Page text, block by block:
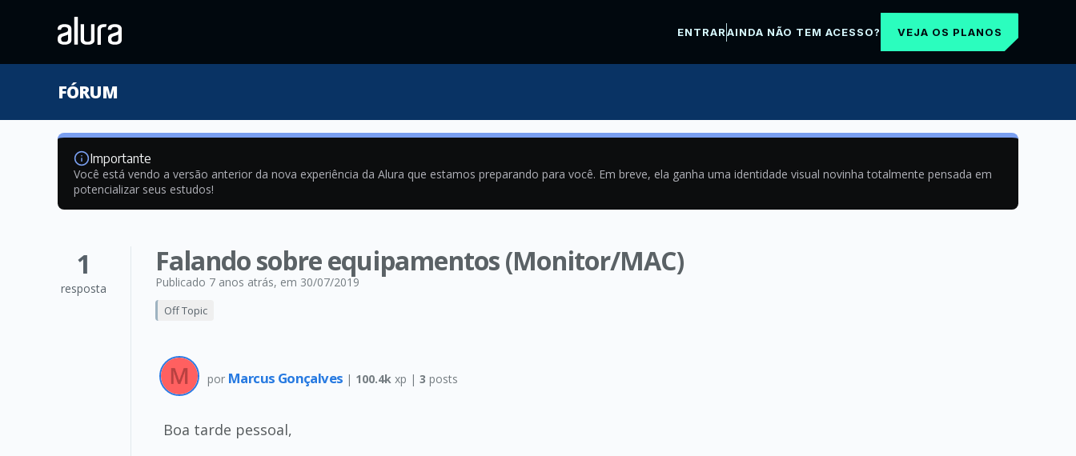
ENTRARAINDA NÃO TEM ACESSO? VEJA OS PLANOS
FÓRUM
Importante
Você está vendo a versão anterior da nova experiência da Alura que estamos preparando para você. Em breve, ela ganha uma identidade visual novinha totalmente pensada em
potencializar seus estudos!
1
resposta
Falando sobre equipamentos (Monitor/MAC)
Publicado 7 anos atrás, em 30/07/2019
Off Topic
por Marcus Gonçalves | 100.4k xp | 3 posts
Boa tarde pessoal,